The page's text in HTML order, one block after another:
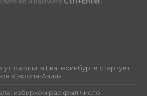
тысячи: в Екатеринбурге стартует
«Европа-Азия»
избирком раскрыл число